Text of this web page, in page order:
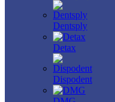
Dentsply
Detax
Dispodent